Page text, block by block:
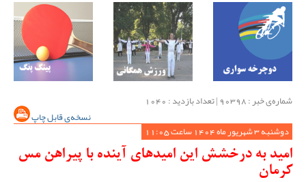
شماره‌ی خبر : ‌90398 | تعداد بازدید : 1040
نسخه‌ی قابل چاپ
دوشنبه 3 شهریور ماه 1404 ساعت 11:05
امید به درخشش این امیدهای آینده با پیراهن مس
کرمان